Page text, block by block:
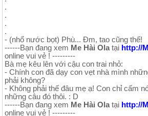
.
.
.
.
- (nhổ nước bọt) Phù... Đm, tao cũng thế!
------Bạn đang xem Me Hài Ola tại http://
online vui vẻ ! ---------
Bà mẹ kêu lên với cậu con trai nhỏ:
- Chính con đã dạy con vẹt nhà mình
phải không?
- Không phải thế đâu mẹ ạ! Con chỉ cấm
những câu đó thôi. : D
------Bạn đang xem Me Hài Ola tại http://
online vui vẻ ! ---------